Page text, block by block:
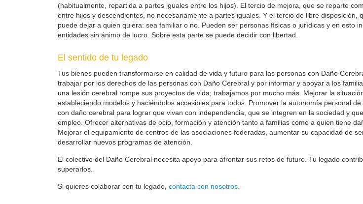
(habitualmente, repartida a partes iguales entre los hijos). El tercio de mejora, que se reparte
entre hijos y descendientes, no necesariamente a partes iguales. Y el tercio de libre disposición,
puede dejar a quien quiera: sea familiar o no. Pueden ser personas físicas o jurídicas y en esto
entidades sin ánimo de lucro. Sobre esta parte se puede decidir con libertad.
El sentido de tu legado
Tus bienes pueden transformarse en calidad de vida y futuro para las personas con Daño
trabajar por los derechos de las personas con Daño Cerebral y por informar y apoyar a los
una lesión cerebral rompe sus proyectos de vida; trabajamos por mucho más. Mejorar la
estableciendo modelos y haciéndolos accesibles para todos. Promover la autonomía personal
con daño cerebral para lograr que vivan con independencia, que se integren en la sociedad y
empleo. Ofrecer alternativas de ocio, formación y atención tanto a familias como a quien tiene
Mejorar el equipamiento de centros de las asociaciones federadas, aumentar su capacidad de
desarrollar nuevos programas de atención.
El colectivo del Daño Cerebral necesita apoyo para afrontar sus retos de futuro. Tu legado
superarlos.
Si quieres colaborar con tu legado, contacta con nosotros.